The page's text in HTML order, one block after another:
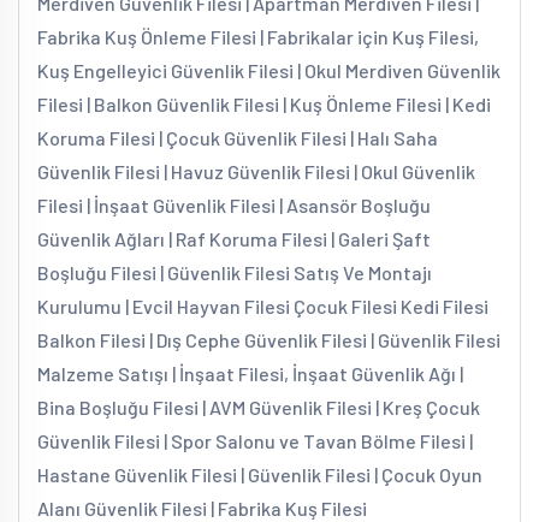
Fabrika Kuş Önleme Filesi | Fabrikalar için Kuş Filesi,
Kuş Engelleyici Güvenlik Filesi | Okul Merdiven Güvenlik
Filesi | Balkon Güvenlik Filesi | Kuş Önleme Filesi | Kedi
Koruma Filesi | Çocuk Güvenlik Filesi | Halı Saha
Güvenlik Filesi | Havuz Güvenlik Filesi | Okul Güvenlik
Filesi | İnşaat Güvenlik Filesi | Asansör Boşluğu
Güvenlik Ağları | Raf Koruma Filesi | Galeri Şaft
Boşluğu Filesi | Güvenlik Filesi Satış Ve Montajı
Kurulumu | Evcil Hayvan Filesi Çocuk Filesi Kedi Filesi
Balkon Filesi | Dış Cephe Güvenlik Filesi | Güvenlik Filesi
Malzeme Satışı | İnşaat Filesi, İnşaat Güvenlik Ağı |
Bina Boşluğu Filesi | AVM Güvenlik Filesi | Kreş Çocuk
Güvenlik Filesi | Spor Salonu ve Tavan Bölme Filesi |
Hastane Güvenlik Filesi | Güvenlik Filesi | Çocuk Oyun
Alanı Güvenlik Filesi | Fabrika Kuş Filesi